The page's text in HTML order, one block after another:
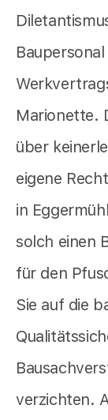
Marionette.
über
eigene
in
solch einen
für den
Sie auf die
verzichten.